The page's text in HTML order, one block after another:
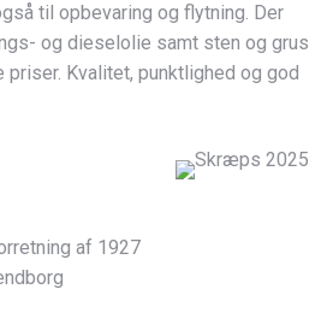
til opbevaring og flytning. Der
og dieselolie samt sten og grus
Kvalitet, punktlighed og god
af 1927